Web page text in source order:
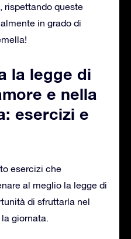
queste
in grado di
la legge di
e nella
esercizi e
esercizi che
al meglio la legge di
di sfruttarla nel
giornata.